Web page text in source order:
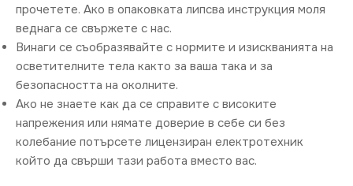
прочетете. Ако в опаковката липсва инструкция моля
веднага се свържете с нас.
Винаги се съобразявайте с нормите и изискванията на
осветителните тела както за ваша така и за
безопасността на околните.
Ако не знаете как да се справите с високите
напрежения или нямате доверие в себе си без
колебание потърсете лицензиран електротехник
който да свърши тази работа вместо вас.